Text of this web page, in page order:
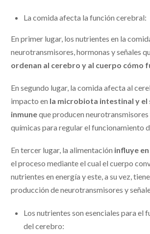
La comida afecta la función cerebral:
En primer lugar, los nutrientes en la
neurotransmisores, hormonas y señales
ordenan al cerebro y al cuerpo cómo
En segundo lugar, la comida afecta al
impacto en la microbiota intestinal y el
inmuneque producen neurotransmisores
químicas para regular el funcionamiento
En tercer lugar, la alimentación influye
el proceso mediante el cual el cuerpo
nutrientes en energía y este, a su vez,
producción de neurotransmisores y
Los nutrientes son esenciales para el
del cerebro: